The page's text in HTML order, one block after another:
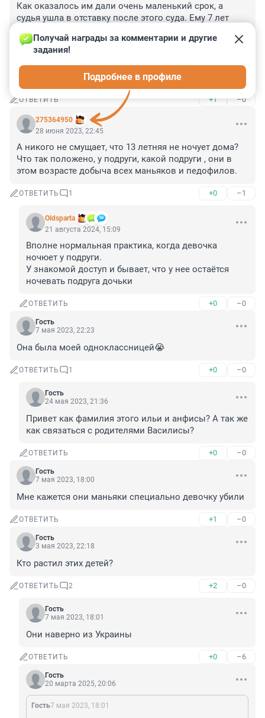
Как оказалось им дали очень маленький срок, а
судья ушла в отставку после этого суда. Ему 7 лет
там день за 1,5 . Так что скоро они выйдут и
прекрасно будут жить дальше. Как ужасно жить , зная
что справедливости не существует. И закон на
стороне тех , кто готов платить .
ОТВЕТИТЬ +1 –0
275364950
Получай награды за комментарии и другие
задания!
Подробнее в профиле
28 июня 2023, 22:45
А никого не смущает, что 13 летняя не ночует дома?
Что так положено, у подруги, какой подруги , они в
этом возрасте добыча всех маньяков и педофилов.
ОТВЕТИТЬ 1 +0 –1
Oldsparta
21 августа 2024, 15:09
Вполне нормальная практика, когда девочка
ночюет у подруги.
У знакомой доступ и бывает, что у нее остаётся
ночевать подруга дочьки
ОТВЕТИТЬ +0 –0
Гость
7 мая 2023, 22:23
Она была моей одноклассницей😭
ОТВЕТИТЬ 1 +0 –0
Гость
24 мая 2023, 21:36
Привет как фамилия этого ильи и анфисы? А так же
как связаться с родителями Василисы?
ОТВЕТИТЬ +0 –0
Гость
7 мая 2023, 18:00
Мне кажется они маньяки специально девочку убили
ОТВЕТИТЬ +1 –0
Гость
3 мая 2023, 22:18
Кто растил этих детей?
ОТВЕТИТЬ 2 +2 –0
Гость
7 мая 2023, 18:01
Они наверно из Украины
ОТВЕТИТЬ +0 –6
Гость
20 марта 2025, 20:06
Гость7 мая 2023, 18:01